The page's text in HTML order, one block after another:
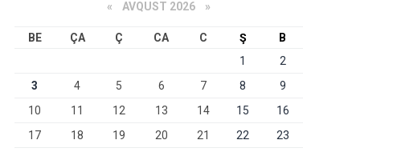
« AVQUST 2026 »
BE ÇA Ç CA C Ş
B
1
2
3
4 5 6 7 8
9
10
11 12 13 14 15
16
17
18 19 20 21 22
23